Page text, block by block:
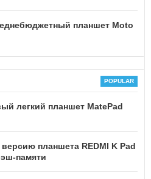
планшет Moto
легкий планшет MatePad
планшета REDMI K Pad
памяти